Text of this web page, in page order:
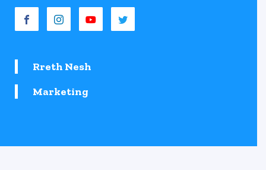
Rreth Nesh
Marketing